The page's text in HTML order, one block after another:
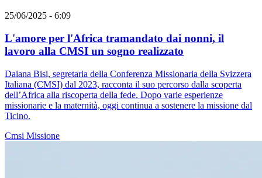
25/06/2025 - 6:09
L'amore per l'Africa tramandato dai nonni, il
lavoro alla CMSI un sogno realizzato
Daiana Bisi, segretaria della Conferenza Missionaria della Svizzera
Italiana (CMSI) dal 2023, racconta il suo percorso dalla scoperta
dell’Africa alla riscoperta della fede. Dopo varie esperienze
missionarie e la maternità, oggi continua a sostenere la missione dal
Ticino.
Cmsi Missione